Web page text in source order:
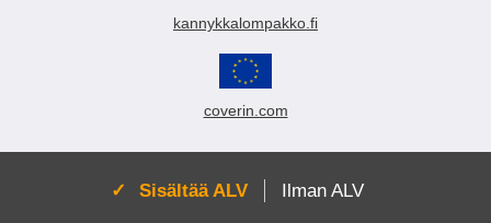
kannykkalompakko.fi
coverin.com
Aktivoi:
Sisältää ALV Ilman ALV